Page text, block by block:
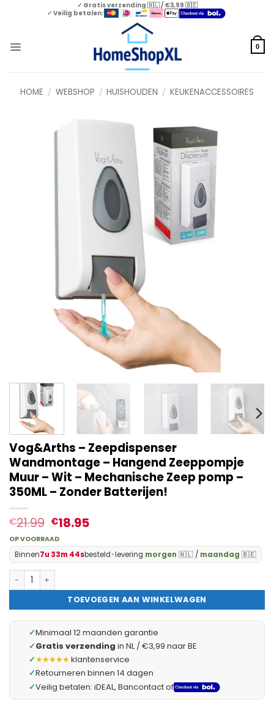
✓ Gratis verzending 🇳🇱 / €3,99 🇧🇪
✓ Veilig betalen:
0
HOME / WEBSHOP / HUISHOUDEN / KEUKENACCESSOIRES
Vog&Arths – Zeepdispenser
Wandmontage – Hangend Zeeppompje
Muur – Wit – Mechanische Zeep pomp –
350ML – Zonder Batterijen!
€21.99 €18.95
OP VOORRAAD
Binnen7u 33m 43sbesteld•levering morgen 🇳🇱 / maandag 🇧🇪
Vog&Arths - Zeepdispenser Wandmontage - Hangend
TOEVOEGEN AAN WINKELWAGEN
✓Minimaal 12 maanden garantie
✓Gratis verzending in NL / €3,99 naar BE
✓★★★★★klantenservice
✓Retourneren binnen 14 dagen
✓Veilig betalen: iDEAL, Bancontact of